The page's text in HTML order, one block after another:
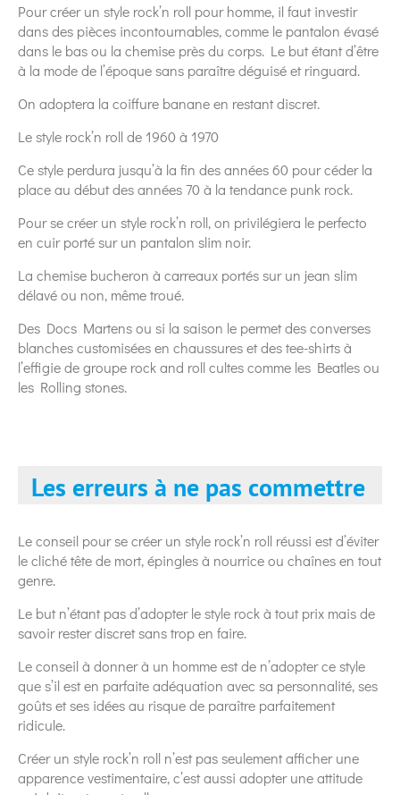
Pour créer un style rock’n roll pour homme, il faut investir
dans des pièces incontournables, comme le pantalon évasé
dans le bas ou la chemise près du corps. Le but étant d’être
à la mode de l’époque sans paraître déguisé et ringuard.
On adoptera la coiffure banane en restant discret.
Le style rock’n roll de 1960 à 1970
Ce style perdura jusqu’à la fin des années 60 pour céder la
place au début des années 70 à la tendance punk rock.
Pour se créer un style rock’n roll, on privilégiera le perfecto
en cuir porté sur un pantalon slim noir.
La chemise bucheron à carreaux portés sur un jean slim
délavé ou non, même troué.
Des Docs Martens ou si la saison le permet des converses
blanches customisées en chaussures et des tee-shirts à
l’effigie de groupe rock and roll cultes comme les Beatles ou
les Rolling stones.
Les erreurs à ne pas commettre
Le conseil pour se créer un style rock’n roll réussi est d’éviter
le cliché tête de mort, épingles à nourrice ou chaînes en tout
genre.
Le but n’étant pas d’adopter le style rock à tout prix mais de
savoir rester discret sans trop en faire.
Le conseil à donner à un homme est de n’adopter ce style
que s’il est en parfaite adéquation avec sa personnalité, ses
goûts et ses idées au risque de paraître parfaitement
ridicule.
Créer un style rock’n roll n’est pas seulement afficher une
apparence vestimentaire, c’est aussi adopter une attitude